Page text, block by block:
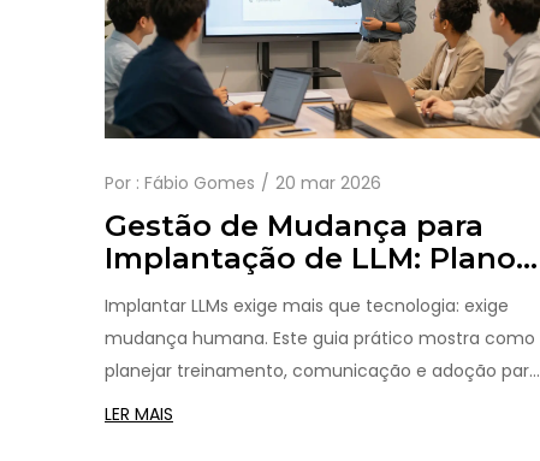
Por : Fábio Gomes 20 mar 2026
Gestão de Mudança para
Implantação de LLM: Planos
de Treinamento e Adoção
Implantar LLMs exige mais que tecnologia: exige
mudança humana. Este guia prático mostra como
planejar treinamento, comunicação e adoção para
garantir que sua equipe realmente use e se
LER MAIS